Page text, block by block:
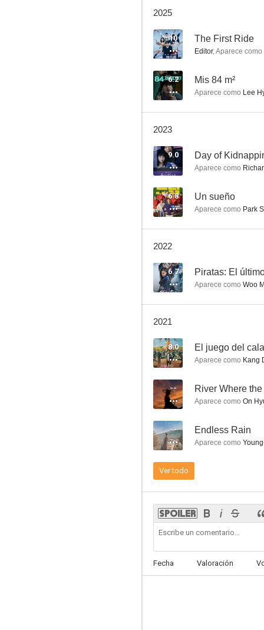
To the Beautiful You
8.6
Destinado a amarte
7.7
Midnight Runners
2025
10 The First Ride
Editor,Aparece como
6.2 Mis 84 m²
Aparece como Lee
2023
9.0 Day of
Aparece como
6.8 Un sueño
Aparece como Park
2022
6.7
Aparece como Woo
2021
8.0 El juego del
Aparece como Kang
-- River Where
Aparece como On
-- Endless Rain
Aparece como
Ver todo
Fecha Valoración